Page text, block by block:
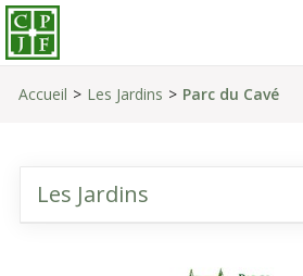
Accueil Les Jardins Parc du Cavé
Les Jardins